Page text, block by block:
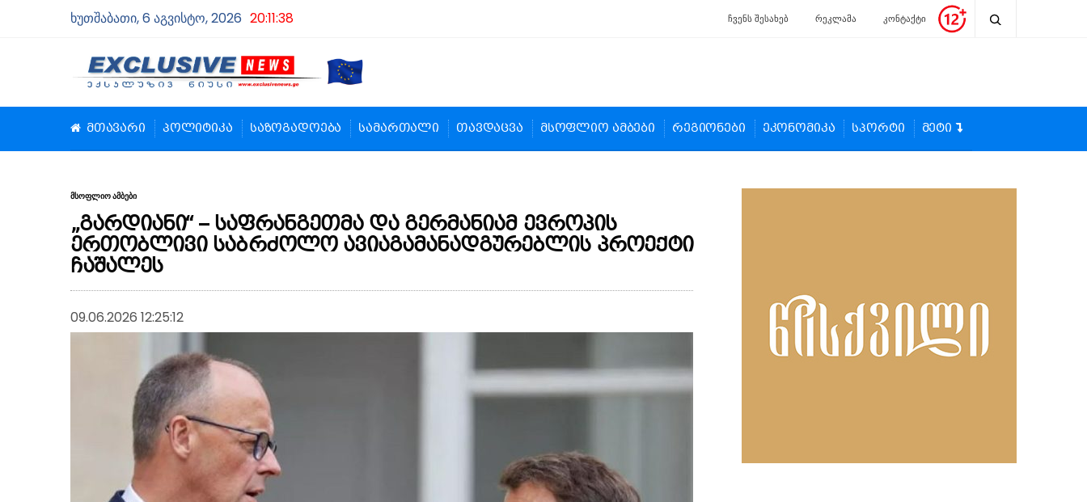
ხუთშაბათი, 6 აგვისტო, 2026 20:11:39 ჩვენს შესახებ რეკლამა კონტაქტი
მთავარი პოლიტიკა საზოგადოება სამართალი თავდაცვა მსოფლიო ამბები რეგიონები ეკონომიკა სპორტი მეტი
მსოფლიო ამბები
„გარდიანი“ – საფრანგეთმა და გერმანიამ ევროპის
ერთობლივი საბრძოლო ავიაგამანადგურებლის პროექტი
ჩაშალეს
09.06.2026 12:25:12